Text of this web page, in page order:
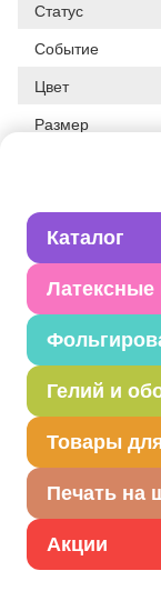
Каталог
Гелий и
Товары
Печать на
Акции
Статус
Событие
Цвет
Размер
Исходный
Дата последнего
изменения
Описание
Одноцветный
латекса. Тип -
идеален для
Посмотреть Е
закупок